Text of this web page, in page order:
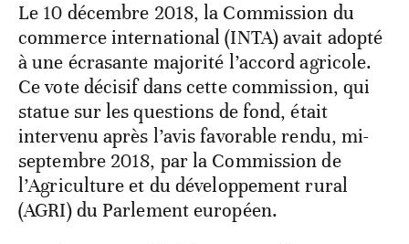
Le 10 décembre 2018, la Commission du
commerce international (INTA) avait adopté
à une écrasante majorité l’accord agricole.
Ce vote décisif dans cette commission, qui
statue sur les questions de fond, était
intervenu après l’avis favorable rendu, mi-
septembre 2018, par la Commission de
l’Agriculture et du développement rural
(AGRI) du Parlement européen.